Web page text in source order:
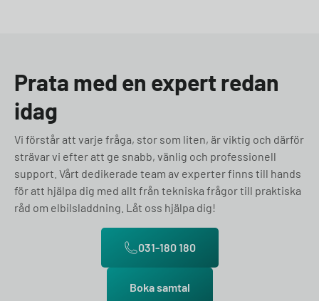
Prata med en expert redan
idag
Vi förstår att varje fråga, stor som liten, är viktig och därför
strävar vi efter att ge snabb, vänlig och professionell
support. Vårt dedikerade team av experter finns till hands
för att hjälpa dig med allt från tekniska frågor till praktiska
råd om elbilsladdning. Låt oss hjälpa dig!
031-180 180
Boka samtal